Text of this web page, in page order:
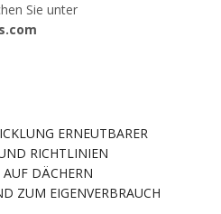
Sie unter
ERNEUTBARER
RICHTLINIEN
AUF DÄCHERN
ZUM EIGENVERBRAUCH